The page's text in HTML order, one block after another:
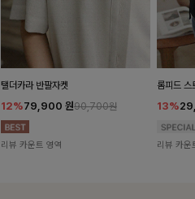
탤더카라 반팔자켓
12%79,900 원90,700원
리뷰 카운트 영역
롬피드 스
13%
리뷰 카운